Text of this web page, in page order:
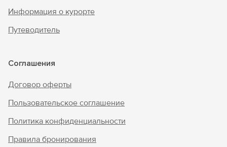
Информация о курорте
Путеводитель
Соглашения
Договор оферты
Пользовательское соглашение
Политика конфиденциальности
Правила бронирования